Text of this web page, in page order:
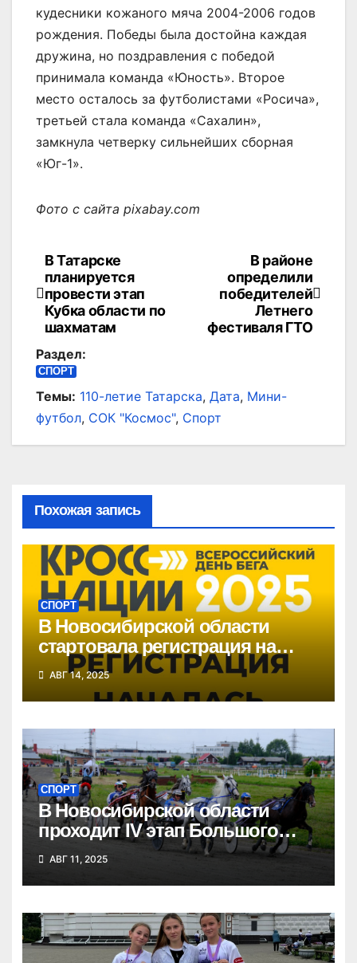
кудесники кожаного мяча 2004-2006 годов
рождения. Победы была достойна каждая
дружина, но поздравления с победой
принимала команда «Юность». Второе
место осталось за футболистами «Росича»,
третьей стала команда «Сахалин»,
замкнула четверку сильнейших сборная
«Юг-1».
Фото с сайта pixabay.com
Навигация
по
записям
В районе
определили
победителей
Летнего
фестиваля ГТО
В Татарске
планируется
провести этап
Кубка области по
шахматам
Раздел:
СПОРТ
Темы: 110-летие Татарска, Дата, Мини-
футбол, СОК "Космос", Спорт
Похожая запись
СПОРТ
В Новосибирской области
стартовала регистрация на
«Кросс нации»
АВГ 14, 2025
СПОРТ
В Новосибирской области
проходит IV этап Большого
Сибирского круга
АВГ 11, 2025